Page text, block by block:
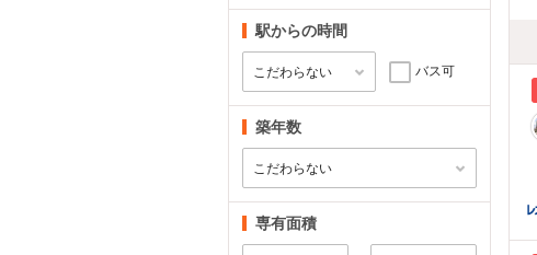
駅からの時間
バス可
築年数
専有面積